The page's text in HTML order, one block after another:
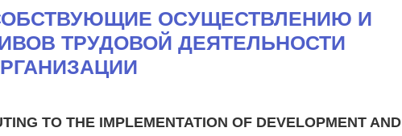
ОСУЩЕСТВЛЕНИЮ И
ТРУДОВОЙ ДЕЯТЕЛЬНОСТИ
TO THE IMPLEMENTATION OF DEVELOPMENT AND